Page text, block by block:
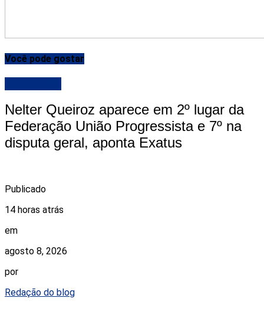
Você pode gostar
Nelter Queiroz aparece em 2º lugar da
Federação União Progressista e 7º na
disputa geral, aponta Exatus
Publicado
14 horas atrás
em
agosto 8, 2026
por
Redação do blog